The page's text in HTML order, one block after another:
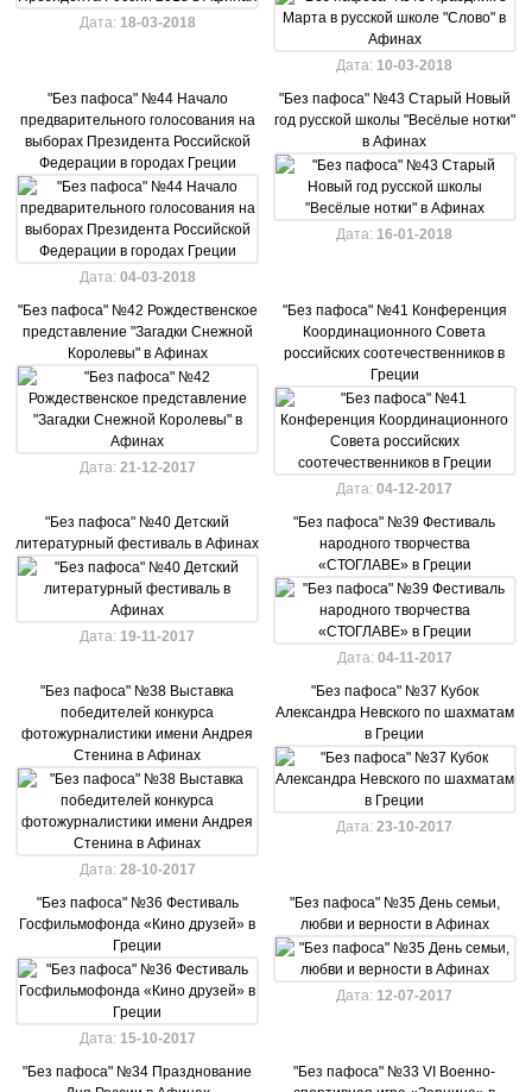
Дата: 18-03-2018
Дата: 10-03-2018
"Без пафоса" №44 Начало
предварительного голосования на
выборах Президента Российской
Федерации в городах Греции
Дата: 04-03-2018
"Без пафоса" №43 Старый Новый
год русской школы "Весёлые нотки"
в Афинах
Дата: 16-01-2018
"Без пафоса" №42 Рождественское
представление "Загадки Снежной
Королевы" в Афинах
Дата: 21-12-2017
"Без пафоса" №41 Конференция
Координационного Совета
российских соотечественников в
Греции
Дата:04-12-2017
"Без пафоса" №40 Детский
литературный фестиваль в Афинах
Дата: 19-11-2017
"Без пафоса" №39 Фестиваль
народного творчества
«СТОГЛАВЕ» в Греции
Дата: 04-11-2017
"Без пафоса" №38 Выставка
победителей конкурса
фотожурналистики имени Андрея
Стенина в Афинах
Дата: 28-10-2017
"Без пафоса" №37 Кубок
Александра Невского по шахматам
в Греции
Дата:23-10-2017
"Без пафоса" №36 Фестиваль
Госфильмофонда «Кино друзей» в
Греции
Дата: 15-10-2017
"Без пафоса" №35 День семьи,
любви и верности в Афинах
Дата: 12-07-2017
"Без пафоса" №34 Празднование
"Без пафоса" №33 VI Военно-